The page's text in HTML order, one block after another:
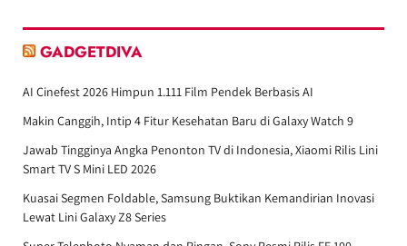
GADGETDIVA
AI Cinefest 2026 Himpun 1.111 Film Pendek Berbasis AI
Makin Canggih, Intip 4 Fitur Kesehatan Baru di Galaxy Watch 9
Jawab Tingginya Angka Penonton TV di Indonesia, Xiaomi Rilis Lini
Smart TV S Mini LED 2026
Kuasai Segmen Foldable, Samsung Buktikan Kemandirian Inovasi
Lewat Lini Galaxy Z8 Series